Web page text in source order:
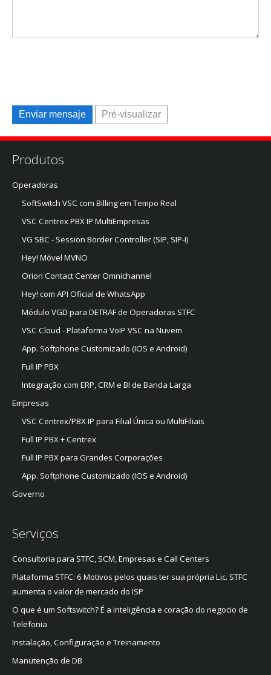
Produtos
Operadoras
SoftSwitch VSC com Billing em Tempo Real
VSC Centrex PBX IP MultiEmpresas
VG SBC - Session Border Controller (SIP, SIP-I)
Hey! Móvel MVNO
Orion Contact Center Omnichannel
Hey! com API Oficial de WhatsApp
Módulo VGD para DETRAF de Operadoras STFC
VSC Cloud - Plataforma VoIP VSC na Nuvem
App. Softphone Customizado (IOS e Android)
Full IP PBX
Integração com ERP, CRM e BI de Banda Larga
Empresas
VSC Centrex/PBX IP para Filial Única ou MultiFiliais
Full IP PBX + Centrex
Full IP PBX para Grandes Corporações
App. Softphone Customizado (IOS e Android)
Governo
Serviços
Consultoria para STFC, SCM, Empresas e Call Centers
Plataforma STFC: 6 Motivos pelos quais ter sua própria Lic. STFC
aumenta o valor de mercado do ISP
O que é um Softswitch? É a inteligência e coração do negocio de
Telefonia
Instalação, Configuração e Treinamento
Manutenção de DB